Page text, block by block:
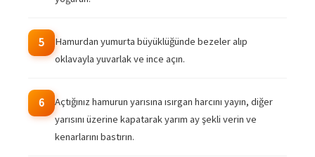
5
Hamurdan yumurta büyüklüğünde bezeler alıp
oklavayla yuvarlak ve ince açın.
6
Açtığınız hamurun yarısına ısırgan harcını yayın, diğer
yarısını üzerine kapatarak yarım ay şekli verin ve
kenarlarını bastırın.